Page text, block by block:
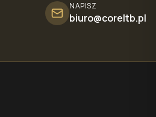
NAPISZ
biuro@coreltb.pl